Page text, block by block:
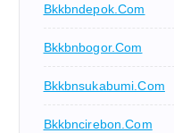
Bkkbndepok.com
Bkkbnbogor.com
Bkkbnsukabumi.com
Bkkbncirebon.com